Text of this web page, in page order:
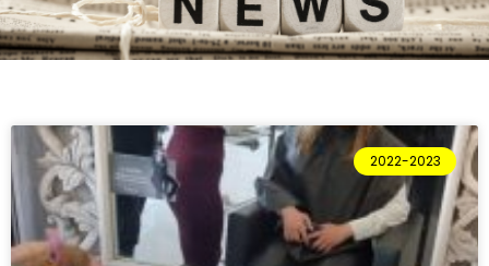
2022-2023